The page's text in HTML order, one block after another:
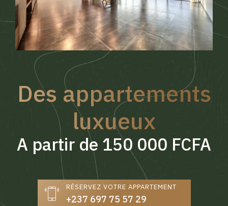
Des appartements
luxueux
A partir de 150 000 FCFA
RÉSERVEZ VOTRE APPARTEMENT
+237 697 75 57 29